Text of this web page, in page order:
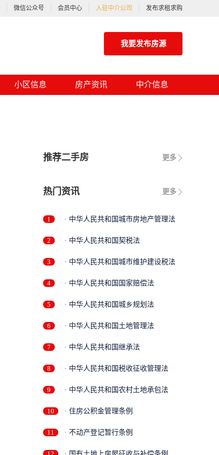
微信公众号 会员中心 入驻中介公司 发布求租求购
我要发布房源
小区信息 房产资讯 中介信息
更多
推荐二手房
更多
热门资讯
1 · 中华人民共和国城市房地产管理法
2 · 中华人民共和国契税法
3 · 中华人民共和国城市维护建设税法
4 · 中华人民共和国国家赔偿法
5 · 中华人民共和国城乡规划法
6 · 中华人民共和国土地管理法
7 · 中华人民共和国继承法
8 · 中华人民共和国税收征收管理法
9 · 中华人民共和国农村土地承包法
10 · 住房公积金管理条例
11 · 不动产登记暂行条例